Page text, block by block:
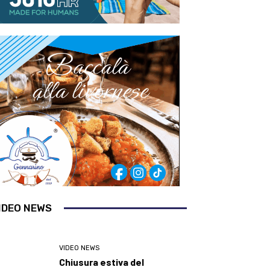
NEWS
VIDEO NEWS
Chiusura estiva del